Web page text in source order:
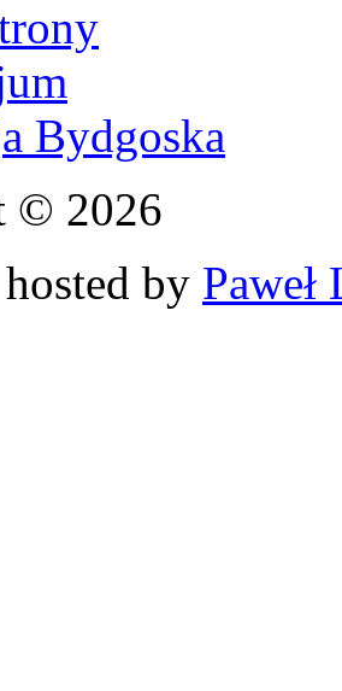
Bydgoska
© 2026
by